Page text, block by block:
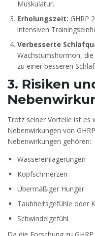
Muskulatur.
Erholungszeit: GHRP
intensiven
Verbesserte
Wachstumshormon,
zu einer besseren
3. Risiken
Trotz seiner Vorteile ist es
Nebenwirkungen von
Nebenwirkungen gehören:
Wassereinlagerungen
Kopfschmerzen
Übermäßiger Hunger
Taubheitsgefühle oder
Schwindelgefühl